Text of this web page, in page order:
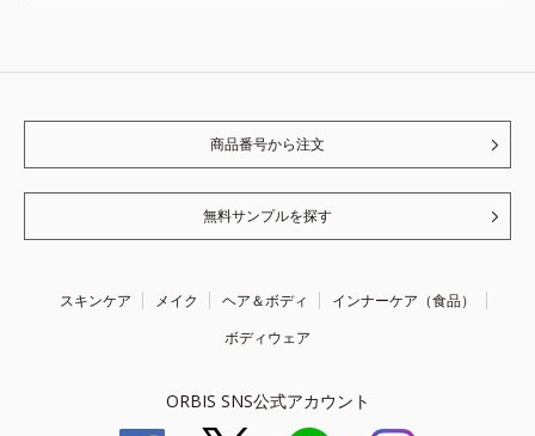
商品番号から注文
無料サンプルを探す
スキンケア メイク ヘア＆ボディ
インナーケア（食品）
ボディウェア
ORBIS SNS公式アカウント